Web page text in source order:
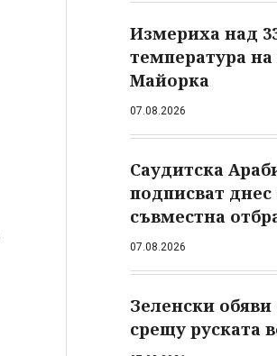
Измериха над
температура
Майорка
07.08.2026
Саудитска
подписват
съвместна
07.08.2026
Зеленски
срещу руската